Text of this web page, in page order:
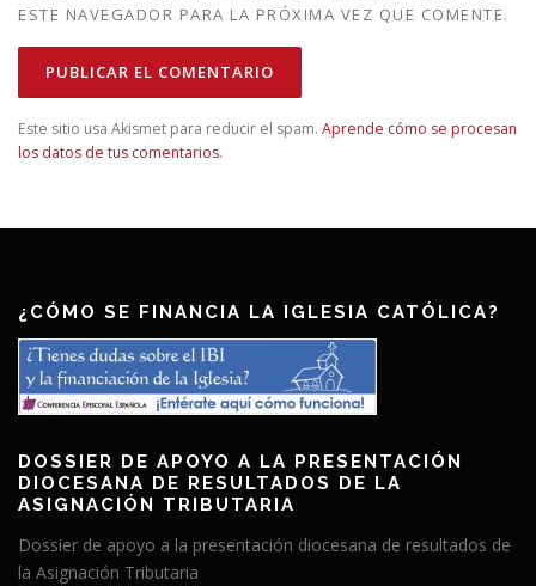
ESTE NAVEGADOR PARA LA PRÓXIMA VEZ QUE COMENTE.
Este sitio usa Akismet para reducir el spam. Aprende cómo se procesan
los datos de tus comentarios.
¿CÓMO SE FINANCIA LA IGLESIA CATÓLICA?
DOSSIER DE APOYO A LA PRESENTACIÓN
DIOCESANA DE RESULTADOS DE LA
ASIGNACIÓN TRIBUTARIA
Dossier de apoyo a la presentación diocesana de resultados de
la Asignación Tributaria